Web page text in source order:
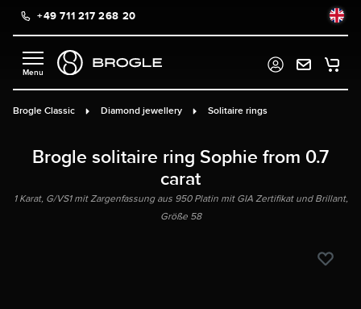
content+49 711 217 268 20
Brogle Classic Diamond jewellery Solitaire rings
Brogle solitaire ring Sophie from 0.7
carat
1 Karat, G/VS1 mit Zargenfassung aus 950 Platin mit GIA Zertifikat und Brillant,
Größe 58